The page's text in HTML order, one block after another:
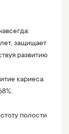
защищает
развитию
кариеса.
полости